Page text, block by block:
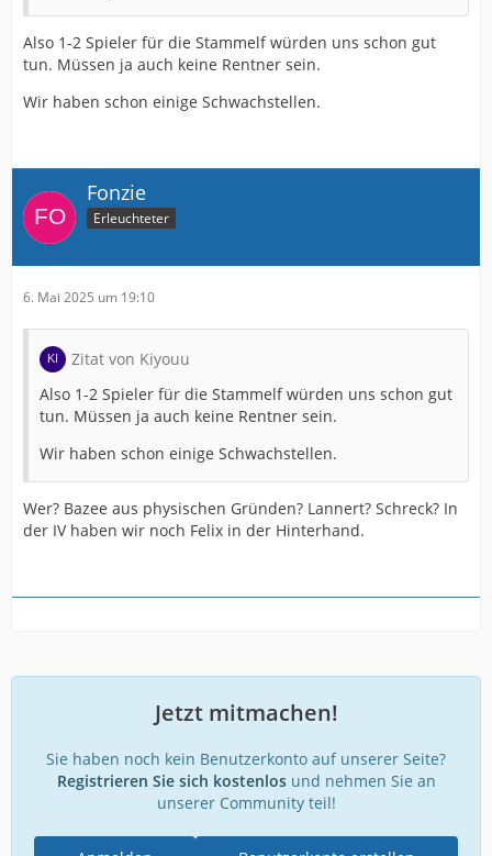
Also 1-2 Spieler für die Stammelf würden uns schon gut
tun. Müssen ja auch keine Rentner sein.
Wir haben schon einige Schwachstellen.
Fonzie
Erleuchteter
6. Mai 2025 um 19:10
Zitat von Kiyouu
Also 1-2 Spieler für die Stammelf würden uns schon gut
tun. Müssen ja auch keine Rentner sein.
Wir haben schon einige Schwachstellen.
Wer? Bazee aus physischen Gründen? Lannert? Schreck? In
der IV haben wir noch Felix in der Hinterhand.
Jetzt mitmachen!
Sie haben noch kein Benutzerkonto auf unserer Seite?
Registrieren Sie sich kostenlosund nehmen Sie an
unserer Community teil!